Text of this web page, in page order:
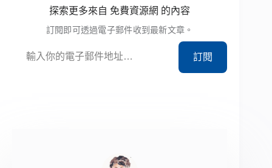
探索更多來自 免費資源網 的內容
訂閱即可透過電子郵件收到最新文章。
訂閱